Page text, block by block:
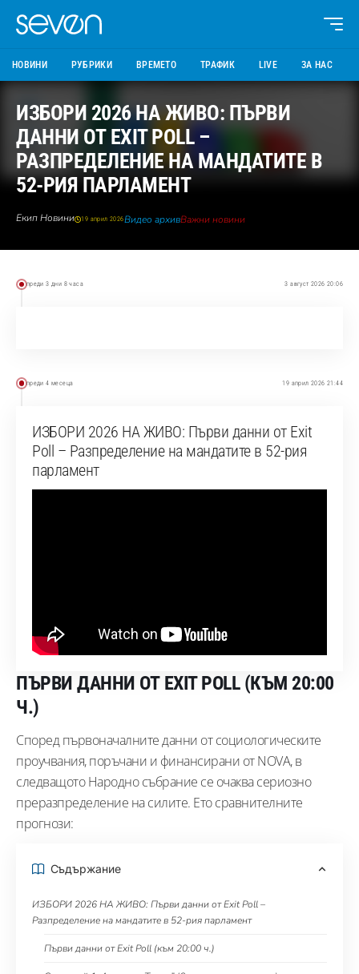
НОВИНИ РУБРИКИ ВРЕМЕТО ТРАФИК LIVE ЗА НАС
ИЗБОРИ 2026 НА ЖИВО: ПЪРВИ
ДАННИ ОТ EXIT POLL –
РАЗПРЕДЕЛЕНИЕ НА МАНДАТИТЕ В
52-РИЯ ПАРЛАМЕНТ
Екип Новини 19 април 2026Видео архивВажни новини
преди 3 дни 8 часа 3 август 2026 20:06
преди 4 месеца 19 април 2026 21:44
ИЗБОРИ 2026 НА ЖИВО: Първи данни от Exit
Poll – Разпределение на мандатите в 52-рия
парламент
ПЪРВИ ДАННИ ОТ EXIT POLL (КЪМ 20:00
Ч.)
Според първоначалните данни от социологическите
проучвания, поръчани и финансирани от NOVA, в
следващото Народно събрание се очаква сериозно
преразпределение на силите. Ето сравнителните
прогнози:
Съдържание
ИЗБОРИ 2026 НА ЖИВО: Първи данни от Exit Poll –
Разпределение на мандатите в 52-рия парламент
Първи данни от Exit Poll (към 20:00 ч.)